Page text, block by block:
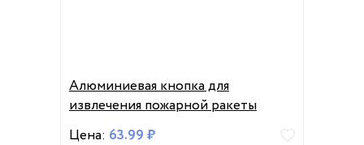
Алюминиевая кнопка для
извлечения пожарной ракеты
Цена: 63.99 ₽